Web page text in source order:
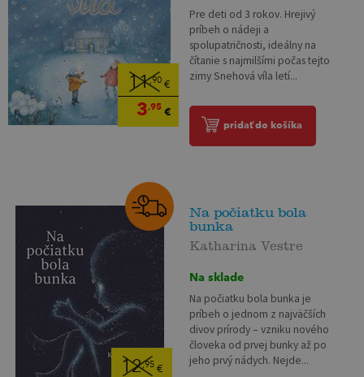
11,90€
3,95€
Pre deti od 3 rokov. Hrejivý
príbeh o nádeji a
spolupatričnosti, ideálny na
čítanie s najmilšími počas tejto
zimy Snehová víla letí...
pridať do košíka
12,95 €
Na počiatku bola
bunka
Katharina Vestre
Na sklade
Na počiatku bola bunka je
príbeh o jednom z najväčších
divov prírody – vzniku nového
človeka od prvej bunky až po
jeho prvý nádych. Nejde...